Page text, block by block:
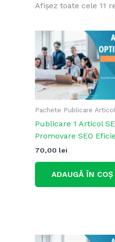
Afișez toate cele 11
Pachete Publicare
Publicare 1 Articol
Promovare SEO
70,00 lei
ADAUGĂ ÎN COȘ